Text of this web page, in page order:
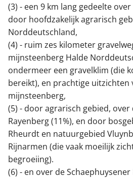
(3) - een 9 km lang gedeelte
door hoofdzakelijk agrarisch
Norddeutschland,
(4) - ruim zes kilometer
mijnsteenberg Halde
ondermeer een gravelklim (die
bereikt), en prachtige uitzichten
mijnsteenberg,
(5) - door agrarisch gebied,
Rayenberg (11%), en door
Rheurdt en natuurgebied
Rijnarmen (die vaak moeilijk
begroeiing).
(6) - en over de